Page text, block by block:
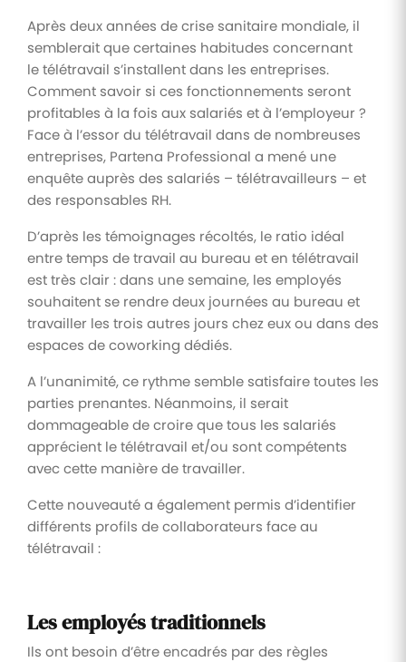
Après deux années de crise sanitaire mondiale, il
semblerait que certaines habitudes concernant
le télétravail s’installent dans les entreprises.
Comment savoir si ces fonctionnements seront
profitables à la fois aux salariés et à l’employeur ?
Face à l’essor du télétravail dans de nombreuses
entreprises, Partena Professional a mené une
enquête auprès des salariés – télétravailleurs – et
des responsables RH.
D’après les témoignages récoltés, le ratio idéal
entre temps de travail au bureau et en télétravail
est très clair : dans une semaine, les employés
souhaitent se rendre deux journées au bureau et
travailler les trois autres jours chez eux ou dans des
espaces de coworking dédiés.
A l’unanimité, ce rythme semble satisfaire toutes les
parties prenantes. Néanmoins, il serait
dommageable de croire que tous les salariés
apprécient le télétravail et/ou sont compétents
avec cette manière de travailler.
Cette nouveauté a également permis d’identifier
différents profils de collaborateurs face au
télétravail :
Les employés traditionnels
Ils ont besoin d’être encadrés par des règles